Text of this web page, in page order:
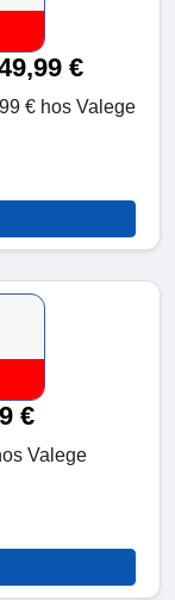
€
€ hos Valege
€
Valege